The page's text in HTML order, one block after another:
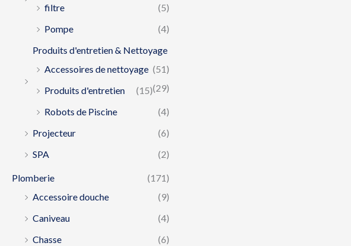
filtre
(5)
Pompe
(4)
Produits d'entretien & Nettoyage
(51)
Accessoires de nettoyage
(29)
Produits d'entretien
(15)
Robots de Piscine
(4)
Projecteur
(6)
SPA
(2)
Plomberie
(171)
Accessoire douche
(9)
Caniveau
(4)
Chasse
(6)